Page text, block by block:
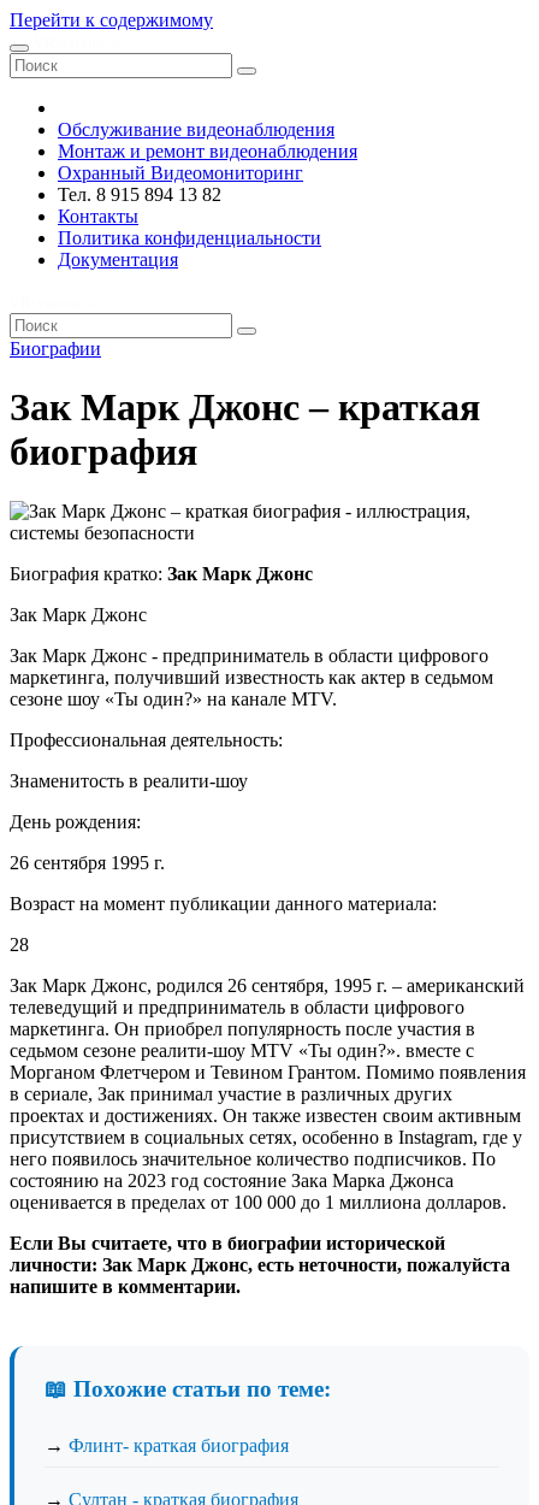
Перейти к содержимому
Обслуживание видеонаблюдения
Монтаж и ремонт видеонаблюдения
Охранный Видеомониторинг
Тел. 8 915 894 13 82
Контакты
Политика конфиденциальности
Документация
Биографии
Зак Марк Джонс – краткая
биография
Биография кратко: Зак Марк Джонс
Зак Марк Джонс
Зак Марк Джонс - предприниматель в области цифрового
маркетинга, получивший известность как актер в седьмом
сезоне шоу «Ты один?» на канале MTV.
Профессиональная деятельность:
Знаменитость в реалити-шоу
День рождения:
26 сентября 1995 г.
Возраст на момент публикации данного материала:
28
Зак Марк Джонс, родился 26 сентября, 1995 г. – американский
телеведущий и предприниматель в области цифрового
маркетинга. Он приобрел популярность после участия в
седьмом сезоне реалити-шоу MTV «Ты один?». вместе с
Морганом Флетчером и Тевином Грантом. Помимо появления
в сериале, Зак принимал участие в различных других
проектах и ​​достижениях. Он также известен своим активным
присутствием в социальных сетях, особенно в Instagram, где у
него появилось значительное количество подписчиков. По
состоянию на 2023 год состояние Зака ​​Марка Джонса
оценивается в пределах от 100 000 до 1 миллиона долларов.
Если Вы считаете, что в биографии исторической
личности: Зак Марк Джонс, есть неточности, пожалуйста
напишите в комментарии.
📖 Похожие статьи по теме:
→ Флинт- краткая биография
→ Султан - краткая биография